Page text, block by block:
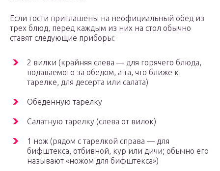
Если гости приглашены на неофициальный обед из
трех блюд, перед каждым из них на стол обычно
ставят следующие приборы:
2 вилки (крайняя слева — для горячего блюда,
подаваемого за обедом, а та, что ближе к
тарелке, для десерта или салата)
Обеденную тарелку
Салатную тарелку (слева от вилок)
1 нож (рядом с тарелкой справа — для
бифштекса, отбивной, кур или дичи; обычно его
называют «ножом для бифштекса»)